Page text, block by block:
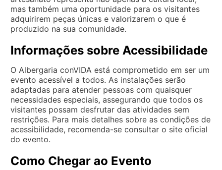
mas também uma oportunidade para os visitantes
adquirirem peças únicas e valorizarem o que é
produzido na sua comunidade.
Informações sobre Acessibilidade
O Albergaria conVIDA está comprometido em ser um
evento acessível a todos. As instalações serão
adaptadas para atender pessoas com quaisquer
necessidades especiais, assegurando que todos os
visitantes possam desfrutar das atividades sem
restrições. Para mais detalhes sobre as condições de
acessibilidade, recomenda-se consultar o site oficial
do evento.
Como Chegar ao Evento